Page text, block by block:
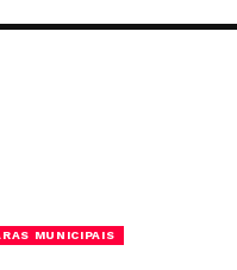
MUNICIPAIS